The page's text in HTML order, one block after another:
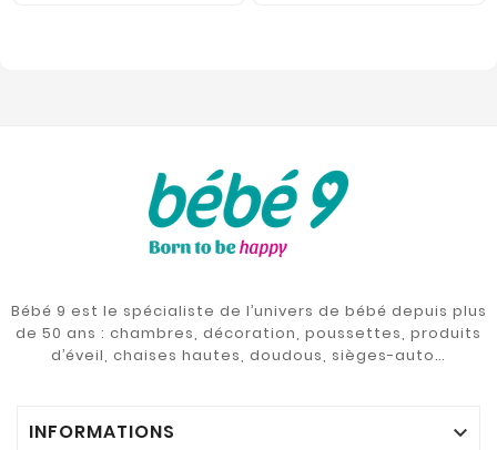
Bébé 9 est le spécialiste de l’univers de bébé depuis plus
de 50 ans : chambres, décoration, poussettes, produits
d’éveil, chaises hautes, doudous, sièges-auto…
INFORMATIONS 